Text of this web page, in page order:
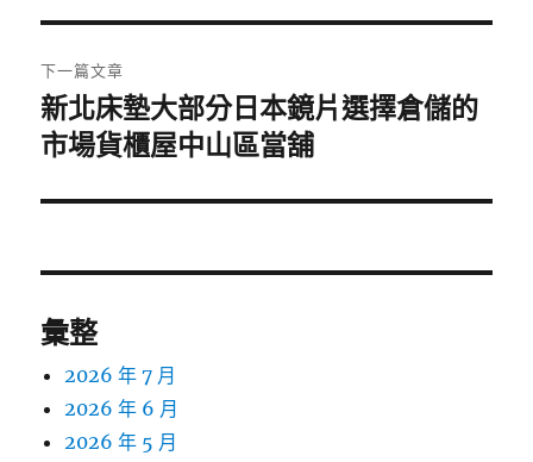
覽
文
章:
下一篇文章
下
一
文
新北床墊大部分日本鏡片選擇倉儲的
市場貨櫃屋中山區當舖
彙整
2026 年 7 月
2026 年 6 月
2026 年 5 月